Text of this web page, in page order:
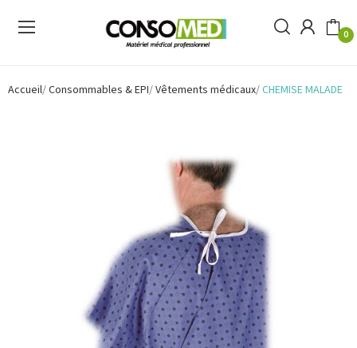
0
Accueil Consommables & EPI Vêtements médicaux CHEMISE MALADE